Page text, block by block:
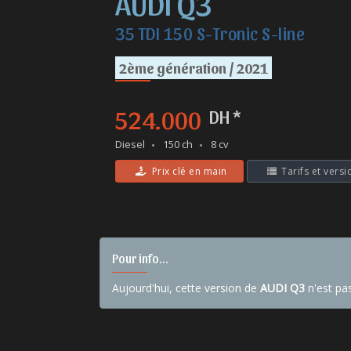
35 TDI 150 S-Tronic S-line
2ème génération / 2021
524.000 DH *
Diesel 150 ch 8 cv
Prix clé en main Tarifs et
Pour info...
Aujourd'hui, cette version de AUDI Q3 n'est